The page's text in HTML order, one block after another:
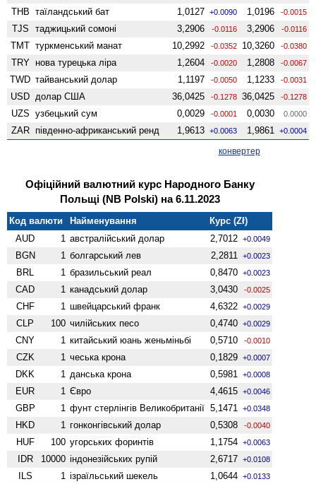
THB таїландський бат 1,0127 +0.0090 1,0196 -0.0015
TJS таджицький сомоні 3,2906 -0.0116 3,2906 -0.0116
TMT туркменський манат 10,2992 -0.0352 10,3260 -0.0380
TRY нова турецька ліра 1,2604 -0.0020 1,2808 -0.0067
TWD тайванський долар 1,1197 -0.0050 1,1233 -0.0031
USD долар США 36,0425 -0.1278 36,0425 -0.1278
UZS узбецький сум 0,0029 -0.0001 0,0030 0.0000
ZAR південно-африканський ренд 1,9613 +0.0063 1,9861 +0.0004
конвертер
Офіційний валютний курс Народного Банку
Польщі (NB Polski) на 6.11.2023
Код валюти Найменування
Курс (Zł)
AUD
1 австралійський долар 2,7012 +0.0049
BGN 1 болгарський лев 2,2811 +0.0023
BRL 1 бразильський реал 0,8470 +0.0023
CAD 1 канадський долар 3,0430 -0.0025
CHF 1 швейцарський франк 4,6322 +0.0029
CLP 100 чилійських песо 0,4740 +0.0029
CNY 1 китайський юань женьмiньбi 0,5710 -0.0010
CZK 1 чеська крона 0,1829 +0.0007
DKK 1 данська крона 0,5981 +0.0008
EUR 1 Євро 4,4615 +0.0046
GBP 1 фунт стерлінгів Велико­британії 5,1471 +0.0348
HKD 1 гонконгівський долар 0,5308 -0.0040
HUF 100 угорських форинтів 1,1754 +0.0063
IDR 10000 індонезійських рупій 2,6717 +0.0108
ILS 1 ізраїльський шекель 1,0644 +0.0133